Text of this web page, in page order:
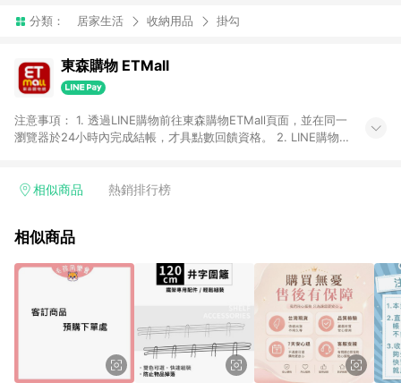
分類： 居家生活 收納用品 掛勾
東森購物 ETMall
注意事項： 1. 透過LINE購物前往東森購物ETMall頁面，並在同一
瀏覽器於24小時內完成結帳，才具點數回饋資格。 2. LINE購物
單，皆不在點數回饋範圍內。 3. 如購買以下類別商品，將無法獲
球嚴選、商城、專案商品、「草莓網」全館商品。 4. 如取消訂
回饋。 5. 點數回饋會扣除所有折扣優惠後之最終發票金額計算，
實際回饋請依LINE購物通知為主。 6. 訂單如有使用東森購物
ETMall站內之折扣優惠(包含但不限於東森幣、樂透金、東森現金
券等)，不具點數回饋資格。詳細請依東森購物ETMall之結帳頁面
顯示為準。 7. LINE購物設有「單一商品最高回饋點數」機制(特
殊活動時開放「回饋無上限」)，以同一訂單中同一商品不論件數
計算，並依訂單成立時間當下LINE購物所設定的回饋機制為準。
相似商品 熱銷排行榜
相似商品